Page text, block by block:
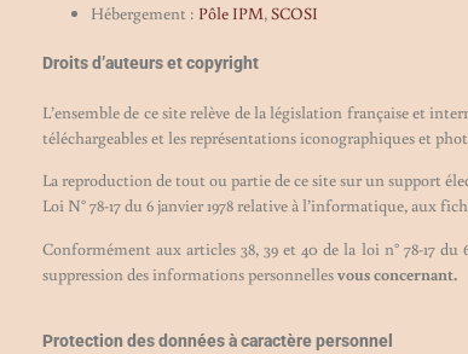
Hébergement : Pôle IPM,SCOSI
Droits d’auteurs et copyright
L’ensemble de ce site relève de la législation française et
téléchargeables et les représentations iconographiques et
La reproduction de tout ou partie de ce site sur un support
Loi N° 78-17 du 6 janvier 1978 relative à l’informatique, aux
Conformément aux articles 38, 39 et 40 de la loi n° 78-17
suppression des informations personnellesvous concernant.
Protection des données à caractère personnel